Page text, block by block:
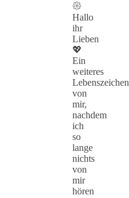
𑁍
Hallo
ihr
Lieben
💖
Ein
weiteres
Lebenszeichen
von
mir,
nachdem
ich
so
lange
nichts
von
mir
hören